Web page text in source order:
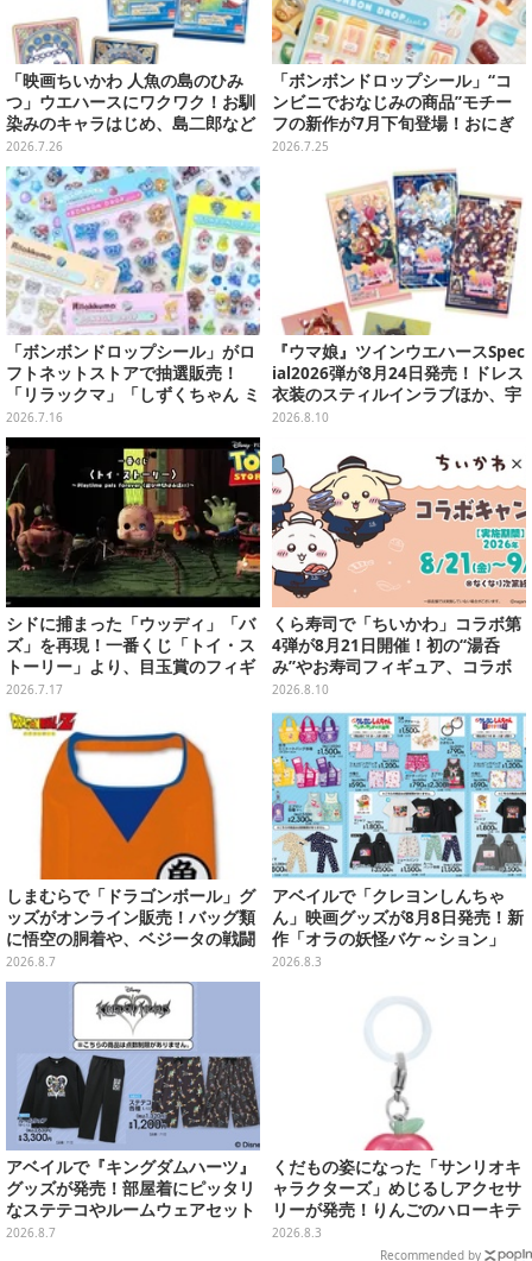
「映画ちいかわ 人魚の島のひみ
つ」ウエハースにワクワク！お馴
染みのキャラはじめ、島二郎など
セイレーン編カード全22種
2026.7.26
「ボンボンドロップシール」“コ
ンビニでおなじみの商品”モチー
フの新作が7月下旬登場！おにぎ
り＆お弁当、ホットスナックなど
2026.7.25
「ボンボンドロップシール」がロ
フトネットストアで抽選販売！
「リラックマ」「しずくちゃん ミ
ニ」など全12種をラインナップ
2026.7.16
『ウマ娘』ツインウエハースSpec
ial2026弾が8月24日発売！ドレス
衣装のスティルインラブほか、宇
宙走娘<コスモピュエラ>など全30
2026.8.10
シドに捕まった「ウッディ」「バ
ズ」を再現！一番くじ「トイ・ス
トーリー」より、目玉賞のフィギ
ュアが先行公開
2026.7.17
くら寿司で「ちいかわ」コラボ第
4弾が8月21日開催！初の“湯呑
み”やお寿司フィギュア、コラボ
メニューも
2026.8.10
しまむらで「ドラゴンボール」グ
ッズがオンライン販売！バッグ類
に悟空の胴着や、ベジータの戦闘
服を大胆デザイン
2026.8.7
アベイルで「クレヨンしんちゃ
ん」映画グッズが8月8日発売！新
作「オラの妖怪バケ～ション」
や、「ヘンダーランド」「暗黒タ
2026.8.3
アベイルで『キングダムハーツ』
グッズが発売！部屋着にピッタリ
なステテコやルームウェアセット
2026.8.7
くだもの姿になった「サンリオキ
ャラクターズ」めじるしアクセサ
リーが発売！りんごのハローキテ
ィや、パイナップルのポムポムプ
2026.8.3
Recommended by